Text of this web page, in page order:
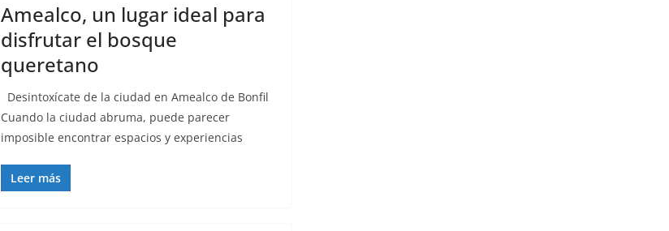
Amealco, un lugar ideal para
disfrutar el bosque
queretano
Desintoxícate de la ciudad en Amealco de Bonfil
Cuando la ciudad abruma, puede parecer
imposible encontrar espacios y experiencias
Leer más